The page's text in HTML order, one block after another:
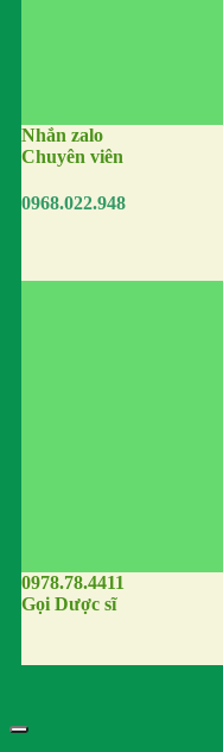
Nhắn zalo
Chuyên viên
0968.022.948
0978.78.4411
Gọi Dược sĩ